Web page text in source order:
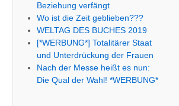
Beziehung verfängt
Wo ist die Zeit geblieben???
WELTAG DES BUCHES 2019
[*WERBUNG*] Totalitärer Staat
und Unterdrückung der Frauen
Nach der Messe heißt es nun:
Die Qual der Wahl! *WERBUNG*